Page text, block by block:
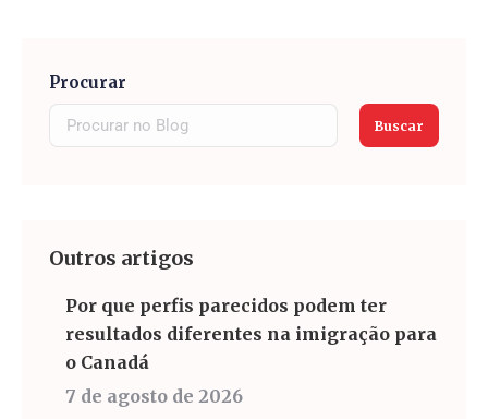
Procurar
Buscar
Outros artigos
Por que perfis parecidos podem ter
resultados diferentes na imigração para
o Canadá
7 de agosto de 2026